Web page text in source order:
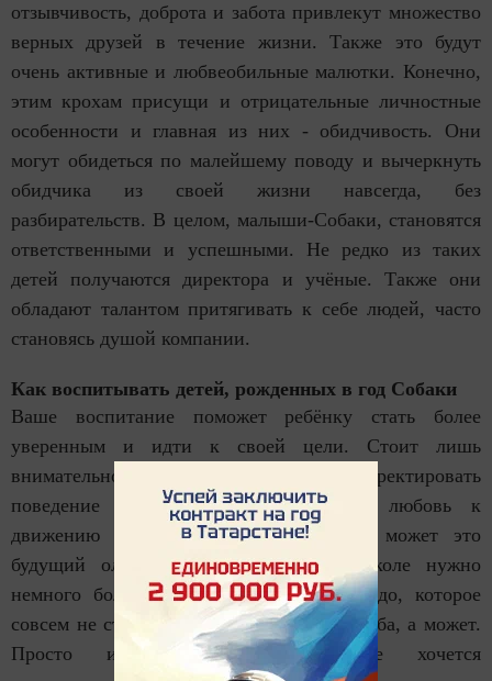
отзывчивость, доброта и забота привлекут множество
верных друзей в течение жизни. Также это будут
очень активные и любвеобильные малютки. Конечно,
этим крохам присущи и отрицательные личностные
особенности и главная из них - обидчивость. Они
могут обидеться по малейшему поводу и вычеркнуть
обидчика из своей жизни навсегда, без
разбирательств. В целом, малыши-Собаки, становятся
ответственными и успешными. Не редко из таких
детей получаются директора и учёные. Также они
обладают талантом притягивать к себе людей, часто
становясь душой компании.
Как воспитывать детей, рожденных в год Собаки
Ваше воспитание поможет ребёнку стать более
уверенным и идти к своей цели. Стоит лишь
внимательно присмотреться и подкорректировать
поведение и привычки малыш. Его любовь к
движению можно направить в спорт, может это
будущий олимпийский чемпион. В школе нужно
немного больше «надавить» на своё чадо, которое
совсем не стремиться хватать звёзды с неба, а может.
Просто иногда таким детям не хочется